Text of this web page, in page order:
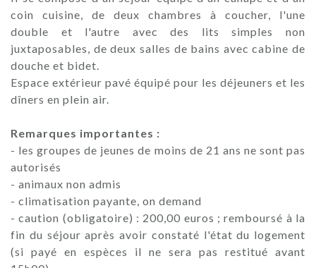
coin cuisine, de deux chambres à coucher, l'une
double et l'autre avec des lits simples non
juxtaposables, de deux salles de bains avec cabine de
douche et bidet.
Espace extérieur pavé équipé pour les déjeuners et les
dîners en plein air.
Remarques importantes :
- les groupes de jeunes de moins de 21 ans ne sont pas
autorisés
- animaux non admis
- climatisation payante, on demand
- caution (obligatoire) : 200,00 euros ; remboursé à la
fin du séjour après avoir constaté l'état du logement
(si payé en espèces il ne sera pas restitué avant